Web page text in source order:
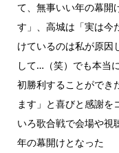
て、無事いい年の幕開
す」、高城は「実は今
けているのは私が原因
して…（笑）でも本当
初勝利することができ
ます」と喜びと感謝を
いろ歌合戦で会場や視
年の幕開けとなった